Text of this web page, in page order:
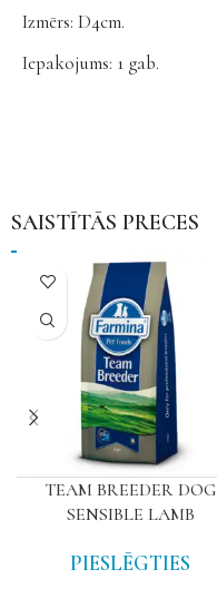
Izmērs: D4cm.
Iepakojums: 1 gab.
SAISTĪTĀS PRECES
TEAM BREEDER DOG
SENSIBLE LAMB
PIESLĒGTIES